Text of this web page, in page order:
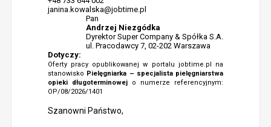
janina.kowalska@jobtime.pl
Pan
Andrzej Niezgódka
Dyrektor Super Company & Spółka S.A.
ul. Pracodawcy 7, 02-202 Warszawa
Dotyczy:
Oferty pracy opublikowanej w portalu jobtime.pl na
stanowisko Pielęgniarka – specjalista pielęgniarstwa
opieki długoterminowejo numerze referencyjnym:
OP/08/2026/1401
Szanowni Państwo,